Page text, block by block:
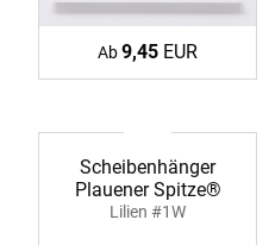
Ab9,45 EUR
Scheibenhänger
Plauener Spitze®
Lilien #1W